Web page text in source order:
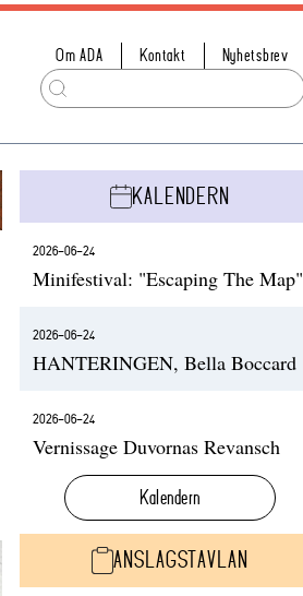
Om ADA Kontakt Nyhetsbrev
KALENDERN
2026-06-24
Minifestival: "Escaping The Map"
2026-06-24
HANTERINGEN, Bella Boccard
2026-06-24
Vernissage Duvornas Revansch
Kalendern
ANSLAGSTAVLAN